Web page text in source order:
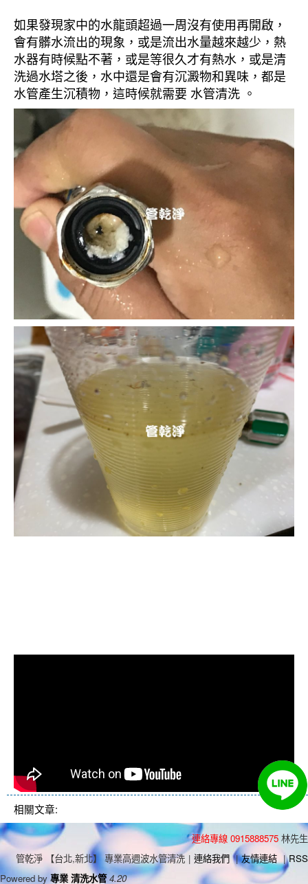
如果發現家中的水龍頭超過一周沒有使用再開啟，
會有髒水流出的現象，或是流出水量越來越少，熱
水器有時候點不著，或是等很久才有熱水，或是清
洗過水塔之後，水中還是會有沉澱物和異味，都是
水管產生沉積物，這時候就需要 水管清洗 。
相關文章:
連絡專線 0915888575 林先生
管乾淨 【台北,新北】 專業高週波水管清洗 | 連絡我們 | 友情連結 | RSS
Powered by 專業 清洗水管 4.20